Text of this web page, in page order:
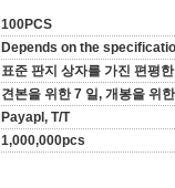
100PCS
Depends on the
표준 판지 상자를 가진 편평
견본을 위한 7 일, 개봉을 위
Payapl, T/T
1,000,000pcs